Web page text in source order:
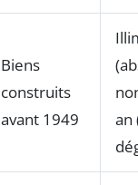
Biens
construits
avant 1949
an